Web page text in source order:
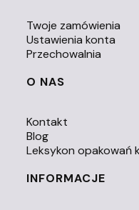
Twoje zamówienia
Ustawienia konta
Przechowalnia
O NAS
Kontakt
Blog
Leksykon opakowań
INFORMACJE